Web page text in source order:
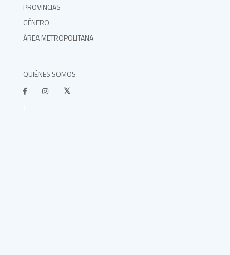
PROVINCIAS
GÉNERO
ÁREA METROPOLITANA
QUIÉNES SOMOS